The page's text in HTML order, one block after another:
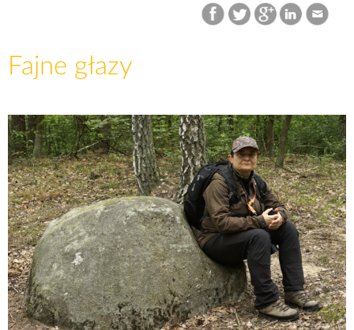
Aktualności Fajne głazy
Fajne głazy